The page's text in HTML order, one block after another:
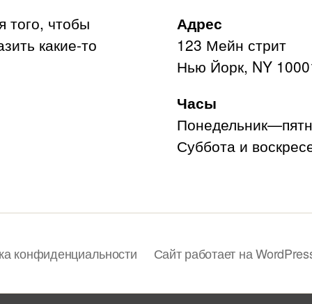
того, чтобы
какие-то
Адрес
123 Мейн стрит
Нью Йорк, NY
Часы
Суббота и
конфиденциальности Сайт работает на